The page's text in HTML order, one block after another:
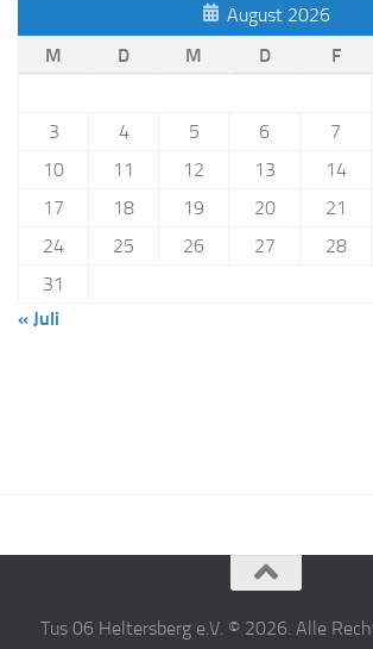
August 2026
M
D M D F
3
4 5 6 7
10
11 12 13 14
17
18 19 20 21
24
25 26 27 28
31
« Juli
Tus 06 Heltersberg e.V. © 2026. Alle